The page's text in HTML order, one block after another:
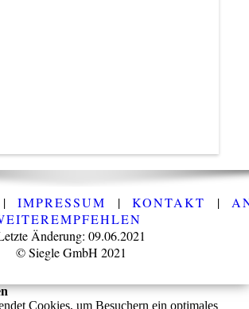
| IMPRESSUM | KONTAKT |
Änderung: 09.06.2021
© Siegle GmbH 2021
Cookies, um Besuchern ein optimales